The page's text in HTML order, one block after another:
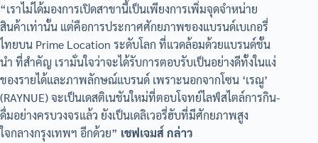
“เราไม่ได้มองการเปิดสาขานี้เป็นเพียงการเพิ่มจุดจำหน่าย
สินค้าเท่านั้น แต่คือการประกาศศักยภาพของแบรนด์เบเกอรี่
ไทยบน Prime Location ระดับโลก ที่แวดล้อมด้วยแบรนด์ชั้น
นำ ที่สำคัญ เรามั่นใจว่าจะได้รับการตอบรับเป็นอย่างดีทั้งในแง่
ของรายได้และภาพลักษณ์แบรนด์ เพราะนอกจากโซน ‘เรณู’
(RAYNUE) จะเป็นเดสติเนชันใหม่ที่ตอบโจทย์ไลฟ์สไตล์การกิน-
ดื่มอย่างครบวงจรแล้ว ยังเป็นเดลิเวอรี่ฮับที่มีศักยภาพสูง
ใจกลางกรุงเทพฯ อีกด้วย” เชฟเจมส์ กล่าว